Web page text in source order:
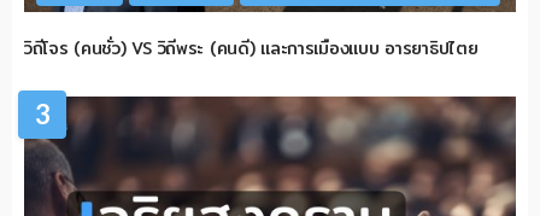
วิถีโจร (คนชั่ว) VS วิถีพระ (คนดี) และการเมืองแบบ อารยาธิปไตย
3